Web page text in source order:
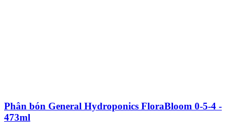
Phân bón General Hydroponics FloraBloom 0-5-4 -
473ml